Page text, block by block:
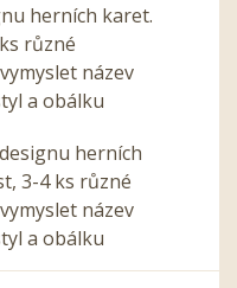
herních karet.
různé
název
a obálku
herních
3-4 ks různé
název
a obálku